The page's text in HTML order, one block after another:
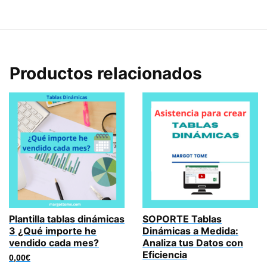
Productos relacionados
Plantilla tablas dinámicas
3 ¿Qué importe he
vendido cada mes?
0,00€
SOPORTE Tablas
Dinámicas a Medida:
Analiza tus Datos con
Eficiencia